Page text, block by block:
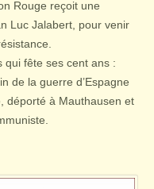
Rouge reçoit une
Luc Jalabert, pour venir
qui fête ses cent ans :
de la guerre d’Espagne
déporté à Mauthausen et